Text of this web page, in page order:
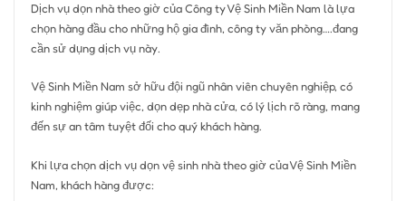
Dịch vụ dọn nhà theo giờ của Công ty Vệ Sinh Miền Nam là lựa
chọn hàng đầu cho những hộ gia đình, công ty văn phòng….đang
cần sử dụng dịch vụ này.
Vệ Sinh Miền Nam sở hữu đội ngũ nhân viên chuyên nghiệp, có
kinh nghiệm giúp việc, dọn dẹp nhà cửa, có lý lịch rõ ràng, mang
đến sự an tâm tuyệt đối cho quý khách hàng.
Khi lựa chọn dịch vụ dọn vệ sinh nhà theo giờ của Vệ Sinh Miền
Nam, khách hàng được: